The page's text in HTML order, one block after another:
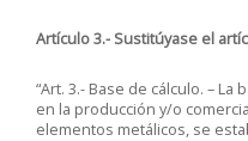
Artículo 3.- Sustitúyase el
“Art. 3.- Base de cálculo. –
en la producción y/o
elementos metálicos, se